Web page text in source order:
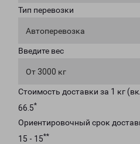
Тип перевозки
Автоперевозка
Введите вес
От 3000 кг
Стоимость доставки за 1 кг
66.5*
Ориентировочный срок
15 - 15**